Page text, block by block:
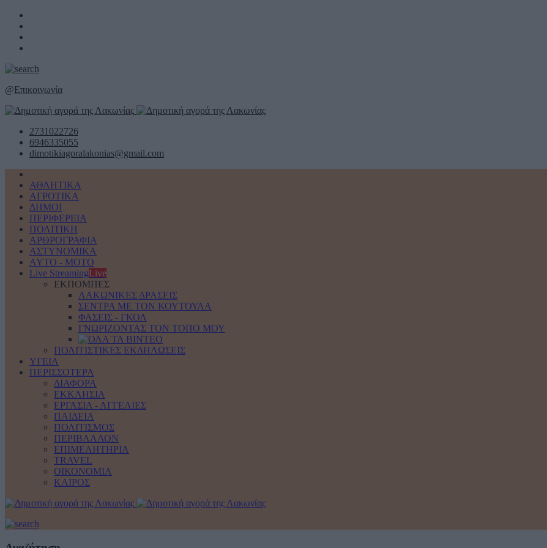
@Επικοινωνία
2731022726
6946335055
dimotikiagoralakonias@gmail.com
ΑΘΛΗΤΙΚΑ
ΑΓΡΟΤΙΚΑ
ΔΗΜΟΙ
ΠΕΡΙΦΕΡΕΙΑ
ΠΟΛΙΤΙΚΗ
ΑΡΘΡΟΓΡΑΦΙΑ
ΑΣΤΥΝΟΜΙΚΑ
AYTO - MOTO
Live StreamingLive
ΕΚΠΟΜΠΕΣ
ΛΑΚΩΝΙΚΕΣ ΔΡΑΣΕΙΣ
ΣΕΝΤΡΑ ΜΕ ΤΟΝ ΚΟΥΤΟΥΛΑ
ΦΑΣΕΙΣ - ΓΚΟΛ
ΓΝΩΡΙΖΟΝΤΑΣ ΤΟΝ ΤΟΠΟ ΜΟΥ
ΠΟΛΙΤΙΣΤΙΚΕΣ ΕΚΔΗΛΩΣΕΙΣ
ΥΓΕΙΑ
ΠΕΡΙΣΣΟΤΕΡΑ
ΔΙΑΦΟΡΑ
ΕΚΚΛΗΣΙΑ
ΕΡΓΑΣΙΑ - ΑΓΓΕΛΙΕΣ
ΠΑΙΔΕΙΑ
ΠΟΛΙΤΙΣΜΟΣ
ΠΕΡΙΒΑΛΛΟΝ
ΕΠΙΜΕΛΗΤΗΡΙΑ
TRAVEL
ΟΙΚΟΝΟΜΙΑ
ΚΑΙΡΟΣ